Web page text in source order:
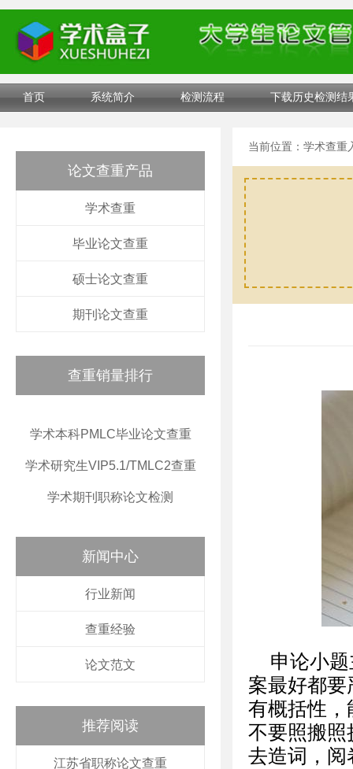
首页 系统简介 检测流程 下载历史检测结
论文查重产品
学术查重
毕业论文查重
硕士论文查重
期刊论文查重
查重销量排行
学术本科PMLC毕业论文查重
学术研究生VIP5.1/TMLC2查重
学术期刊职称论文检测
新闻中心
行业新闻
查重经验
论文范文
推荐阅读
江苏省职称论文查重
当前位置： 学术查重
申论小
案最好都
有概括性，
不要照搬照
去造词，阅